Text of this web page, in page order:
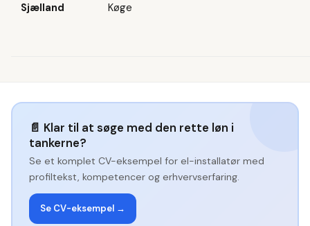
Sjælland
Køge
📄 Klar til at søge med den rette løn i
tankerne?
Se et komplet CV-eksempel for el-installatørmed
profiltekst, kompetencer og erhvervserfaring.
Se CV-eksempel →